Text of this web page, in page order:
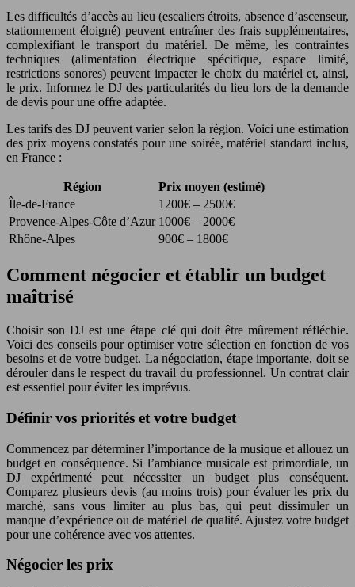
Les difficultés d’accès au lieu (escaliers étroits, absence d’ascenseur,
stationnement éloigné) peuvent entraîner des frais supplémentaires,
complexifiant le transport du matériel. De même, les contraintes
techniques (alimentation électrique spécifique, espace limité,
restrictions sonores) peuvent impacter le choix du matériel et, ainsi,
le prix. Informez le DJ des particularités du lieu lors de la demande
de devis pour une offre adaptée.
Les tarifs des DJ peuvent varier selon la région. Voici une estimation
des prix moyens constatés pour une soirée, matériel standard inclus,
en France :
Région
Prix moyen (estimé)
Île-de-France
1200€ – 2500€
Provence-Alpes-Côte d’Azur 1000€ – 2000€
Rhône-Alpes
900€ – 1800€
Comment négocier et établir un budget
maîtrisé
Choisir son DJ est une étape clé qui doit être mûrement réfléchie.
Voici des conseils pour optimiser votre sélection en fonction de vos
besoins et de votre budget. La négociation, étape importante, doit se
dérouler dans le respect du travail du professionnel. Un contrat clair
est essentiel pour éviter les imprévus.
Définir vos priorités et votre budget
Commencez par déterminer l’importance de la musique et allouez un
budget en conséquence. Si l’ambiance musicale est primordiale, un
DJ expérimenté peut nécessiter un budget plus conséquent.
Comparez plusieurs devis (au moins trois) pour évaluer les prix du
marché, sans vous limiter au plus bas, qui peut dissimuler un
manque d’expérience ou de matériel de qualité. Ajustez votre budget
pour une cohérence avec vos attentes.
Négocier les prix